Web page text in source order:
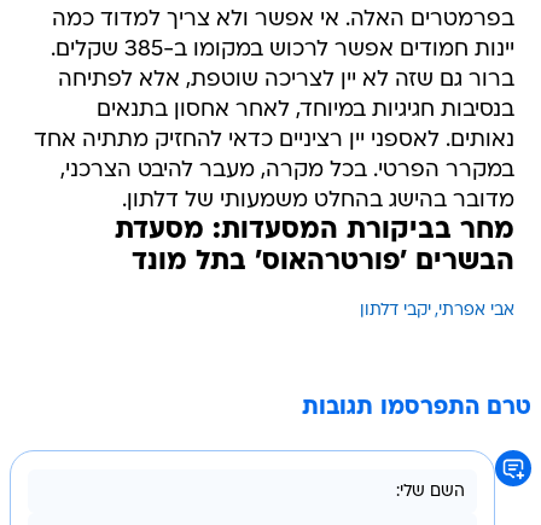
בפרמטרים האלה. אי אפשר ולא צריך למדוד כמה
יינות חמודים אפשר לרכוש במקומו ב-385 שקלים.
ברור גם שזה לא יין לצריכה שוטפת, אלא לפתיחה
בנסיבות חגיגיות במיוחד, לאחר אחסון בתנאים
נאותים. לאספני יין רציניים כדאי להחזיק מתתיה אחד
במקרר הפרטי. בכל מקרה, מעבר להיבט הצרכני,
מדובר בהישג בהחלט משמעותי של דלתון.
מחר בביקורת המסעדות: מסעדת
הבשרים 'פורטרהאוס' בתל מונד
אבי אפרתי יקבי דלתון
טרם התפרסמו תגובות